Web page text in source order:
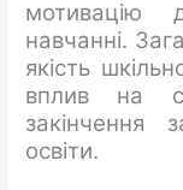
мотивацію
навчанні.
якість
вплив на
закінчення
освіти.